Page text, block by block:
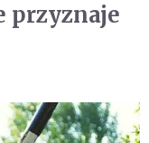
przyznaje